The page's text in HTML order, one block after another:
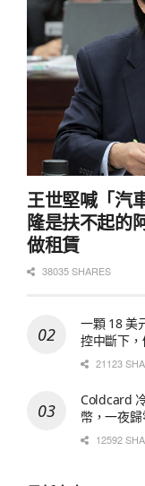
王世堅喊「汽
隆是扶不起的
做租賃
38035 SHARES
一顆 18 美
控中斷下
21123
Coldcard
幣，一夜
12592